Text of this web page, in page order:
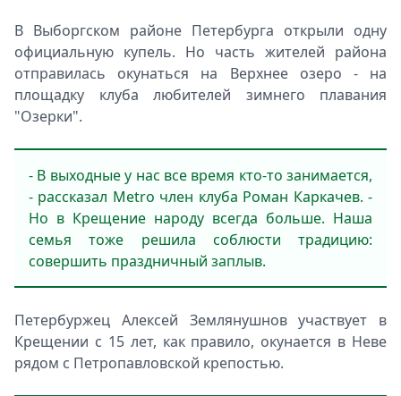
В Выборгском районе Петербурга открыли одну
официальную купель. Но часть жителей района
отправилась окунаться на Верхнее озеро - на
площадку клуба любителей зимнего плавания
"Озерки".
- В выходные у нас все время кто-то занимается,
- рассказал Metro член клуба Роман Каркачев. -
Но в Крещение народу всегда больше. Наша
семья тоже решила соблюсти традицию:
совершить праздничный заплыв.
Петербуржец Алексей Землянушнов участвует в
Крещении с 15 лет, как правило, окунается в Неве
рядом с Петропавловской крепостью.